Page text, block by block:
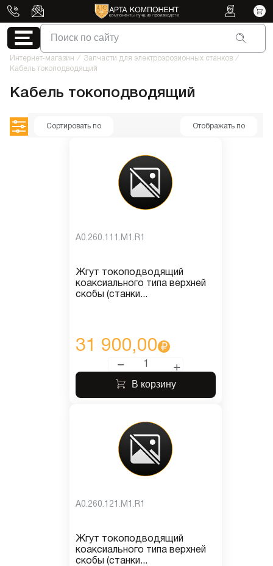
Поиск по сайту
Интернет-магазин / Запчасти для электроэрозионных станков /
Кабель токоподводящий
Кабель токоподводящий
Сортировать по Отображать по
A0.260.111.M1.R1
Жгут токоподводящий
коаксиального типа верхней
скобы (станки...
31 900,00
В корзину
A0.260.121.M1.R1
Жгут токоподводящий
коаксиального типа верхней
скобы (станки...